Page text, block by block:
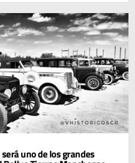
uno de los grandes